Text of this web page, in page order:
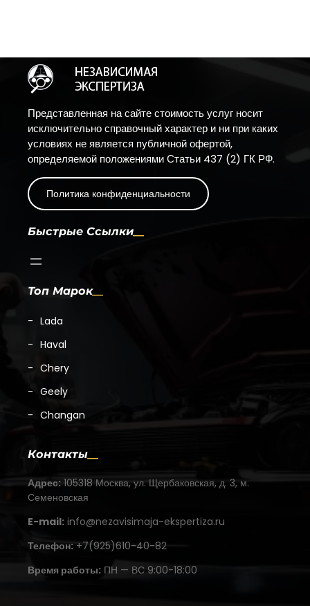
Представленная на сайте стоимость услуг носит
исключительно справочный характер и ни при каких
условиях не является публичной офертой,
определяемой положениями Статьи 437 (2) ГК РФ.
Политика конфиденциальности
Быстрые Ссылки
Топ Марок
Lada
Haval
Chery
Geely
Changan
Контакты
Адрес: 105318 Москва, ул. Щербаковская, д. 3, м.
Семеновская
E-mail: info@nezavisimaja-ekspertiza.ru
Телефон: +7(925)610-40-82
Время работы: ПН — ВС 9:00-18:00